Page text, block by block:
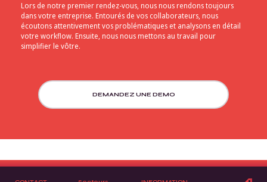
Lors de notre premier rendez-vous, nous nous rendons toujours
dans votre entreprise. Entourés de vos collaborateurs, nous
écoutons attentivement vos problématiques et analysons en détail
votre workflow. Ensuite, nous nous mettons au travail pour
simplifier le vôtre.
DEMANDEZ UNE DEMO